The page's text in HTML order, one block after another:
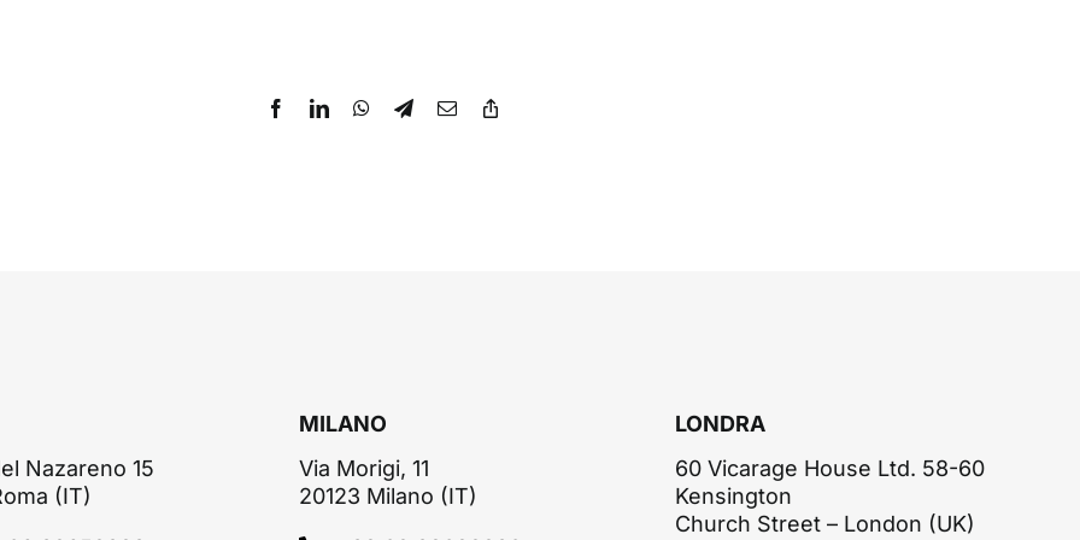
Nazareno 15
(IT)
MILANO
Via Morigi, 11
20123 Milano (IT)
LONDRA
60 Vicarage House Ltd. 58-60
Kensington
Church Street – London (UK)